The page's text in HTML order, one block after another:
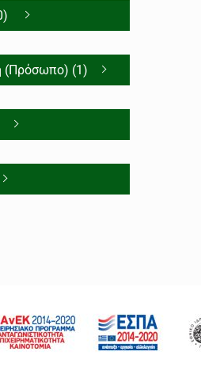
(Πρόσωπο) (1)